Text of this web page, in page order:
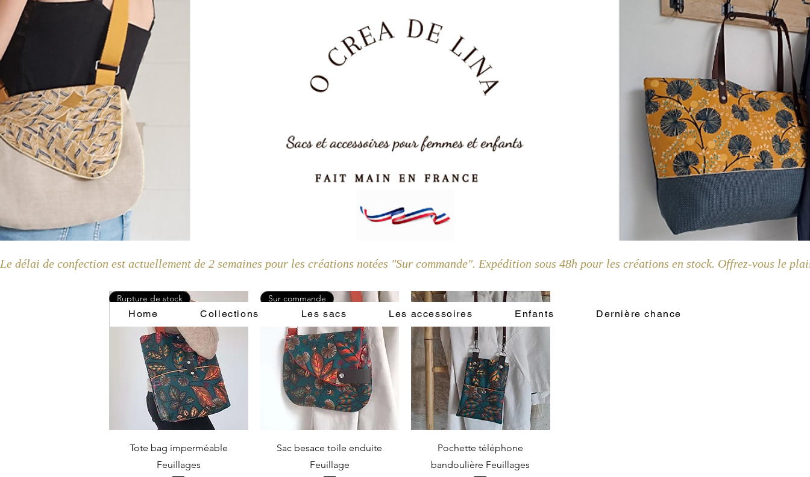
Le délai de confection est actuellement de 2 semaines pour les créations notées "Sur commande". Expédition sous 48h pour les créations en stock. Offrez-vous le
Schnellansicht
Rupture de stock
Tote bag imperméable
Feuillages
Schnellansicht
Sur commande
Sac besace toile enduite
Feuillage
Schnellansicht
Pochette téléphone
bandoulière Feuillages
Home Collections Les sacs Les accessoires Enfants Dernière chance